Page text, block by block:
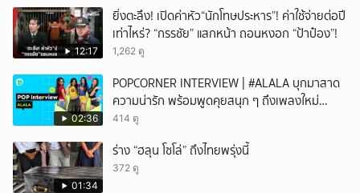
12:17
ยิ่งตะลึง! เปิดค่าหัว“นักโทษประหาร”! ค่าใช้จ่ายต่อปี
เท่าไหร่? “กรรชัย” แสกหน้า ถอนหงอก “ป้าป๋อง”!
1,262 ดู
02:36
POPCORNER INTERVIEW | #ALALA บุกมาสาด
ความน่ารัก พร้อมพูดคุยสนุก ๆ ถึงเพลงใหม่
'ON&OFF'
414 ดู
01:34
ร่าง “ฮลุน โซโล่” ถึงไทยพรุ่งนี้
372 ดู